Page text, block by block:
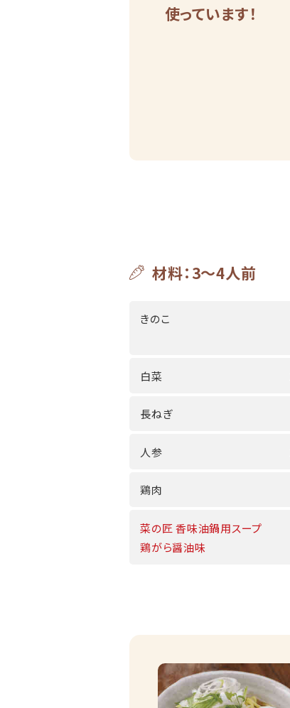
使っています！
材料：3～4人前
きのこ
白菜
長ねぎ
人参
鶏肉
菜の匠 香味油鍋用スープ
鶏がら醤油味